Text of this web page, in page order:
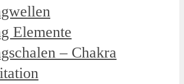
Elemente
– Chakra